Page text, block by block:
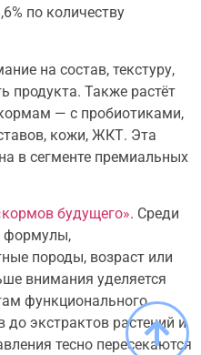
по количеству
на состав, текстуру,
продукта. Также растёт
— с пробиотиками,
кожи, ЖКТ. Эта
в сегменте премиальных
будущего». Среди
формулы,
породы, возраст или
внимания уделяется
функционального
до экстрактов растений и
тесно пересекаются